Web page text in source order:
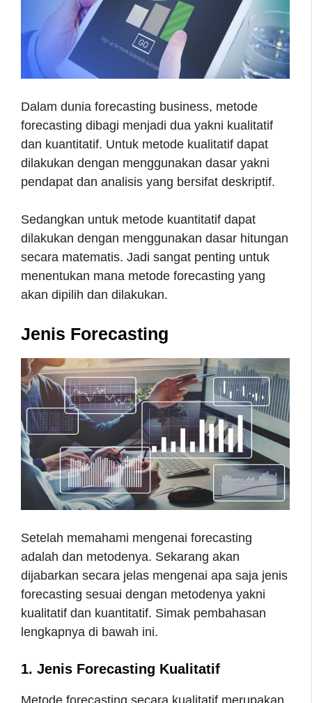
Dalam dunia forecasting business, metode
forecasting dibagi menjadi dua yakni kualitatif
dan kuantitatif. Untuk metode kualitatif dapat
dilakukan dengan menggunakan dasar yakni
pendapat dan analisis yang bersifat deskriptif.
Sedangkan untuk metode kuantitatif dapat
dilakukan dengan menggunakan dasar hitungan
secara matematis. Jadi sangat penting untuk
menentukan mana metode forecasting yang
akan dipilih dan dilakukan.
Jenis Forecasting
Setelah memahami mengenai forecasting
adalah dan metodenya. Sekarang akan
dijabarkan secara jelas mengenai apa saja jenis
forecasting sesuai dengan metodenya yakni
kualitatif dan kuantitatif. Simak pembahasan
lengkapnya di bawah ini.
1. Jenis Forecasting Kualitatif
Metode forecasting secara kualitatif merupakan